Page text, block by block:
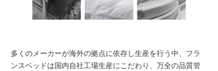
多くのメーカーが海外の拠点に依存し生産を行う中、フラ
ンスベッドは国内自社工場生産にこだわり、万全の品質管